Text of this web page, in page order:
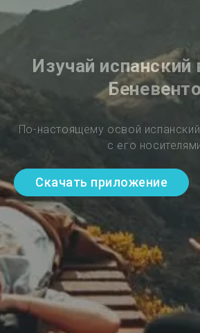
Изучай испанский
Беневенто
По-настоящему освой
с его
Скачать приложение